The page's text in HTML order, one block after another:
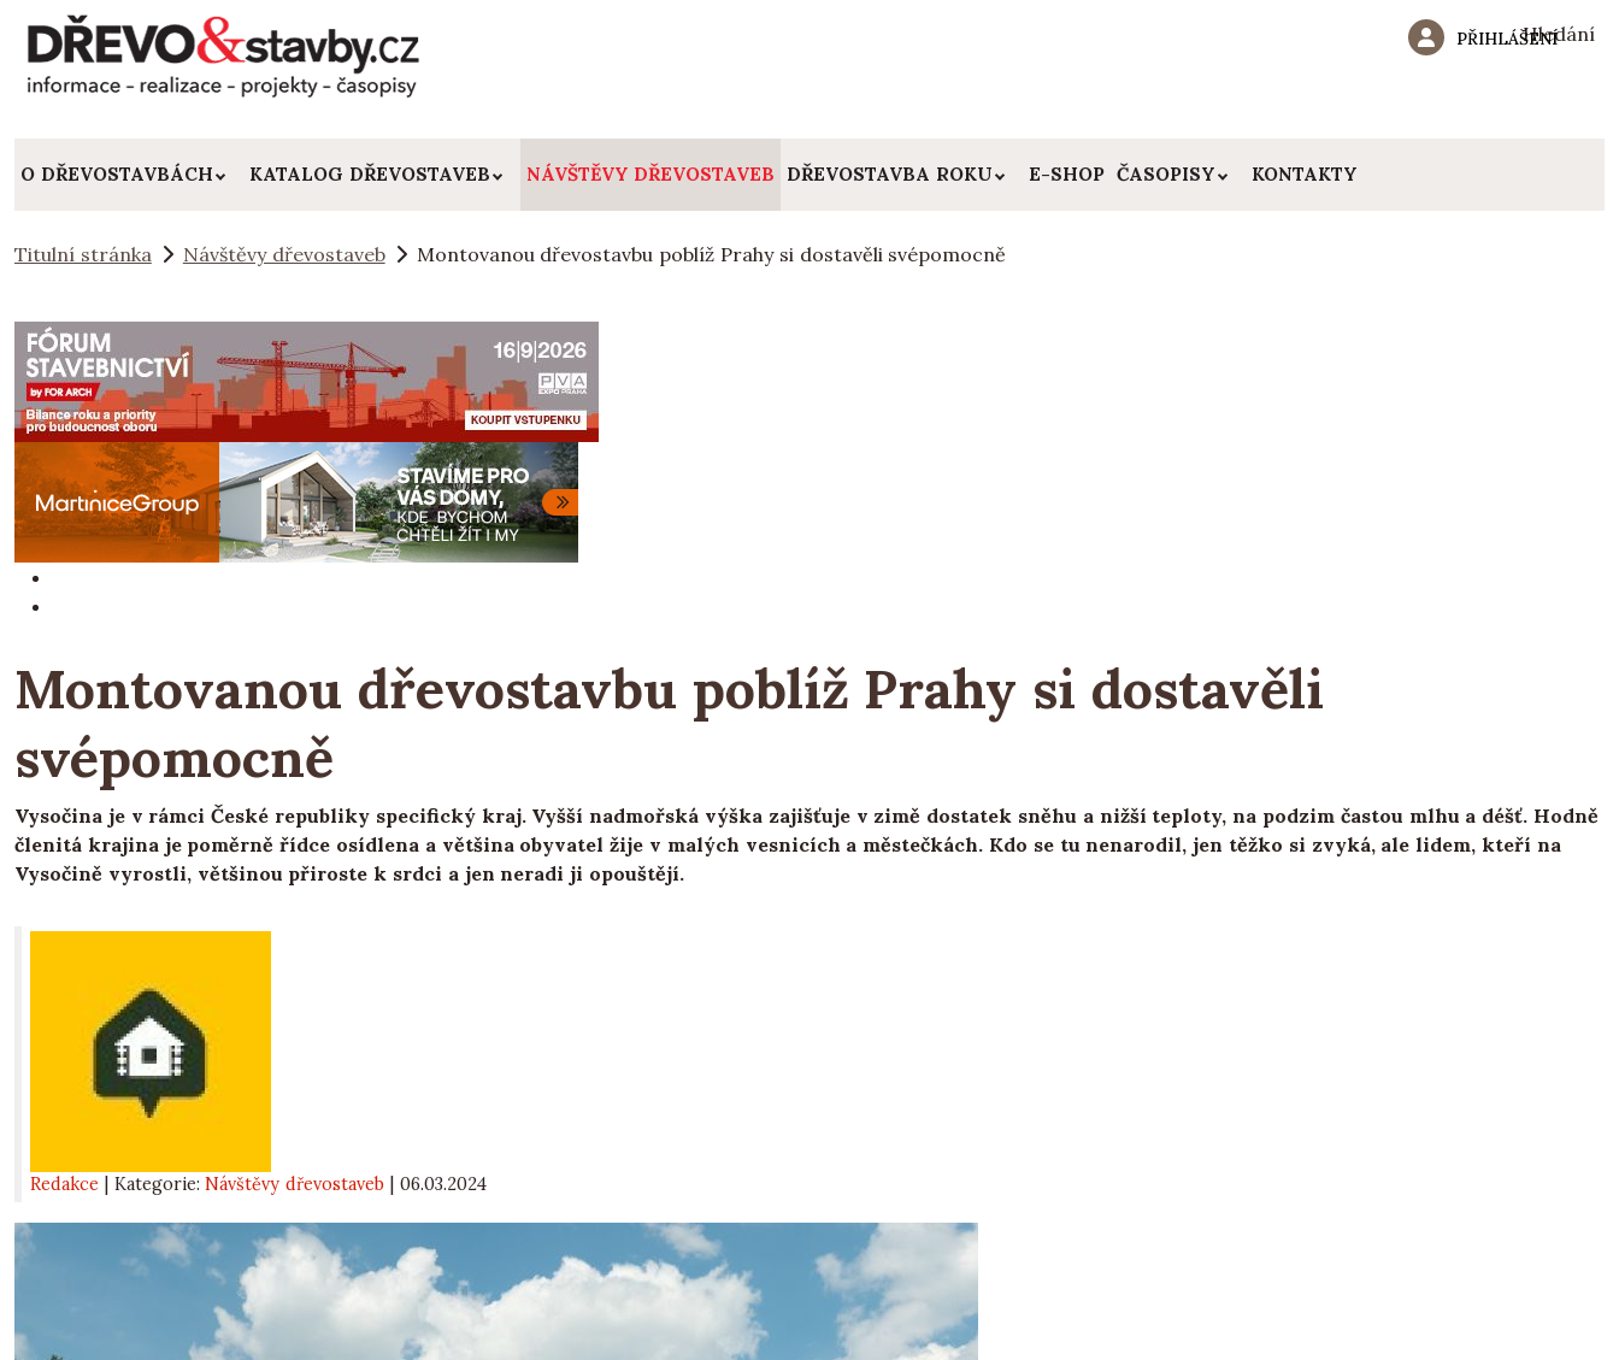
Hledání
PŘIHLÁŠENÍ
O DŘEVOSTAVBÁCH KATALOG DŘEVOSTAVEB NÁVŠTĚVY DŘEVOSTAVEB DŘEVOSTAVBA ROKU E-SHOP ČASOPISY KONTAKTY
Titulní stránka Návštěvy dřevostaveb Montovanou dřevostavbu poblíž Prahy si dostavěli svépomocně
Montovanou dřevostavbu poblíž Prahy si dostavěli
svépomocně
Vysočina je v rámci České republiky specifický kraj. Vyšší nadmořská výška zajišťuje v zimě dostatek sněhu a nižší teploty, na podzim častou mlhu a déšť. Hodně
členitá krajina je poměrně řídce osídlena a většina obyvatel žije v malých vesnicích a městečkách. Kdo se tu nenarodil, jen těžko si zvyká, ale lidem, kteří na
Vysočině vyrostli, většinou přiroste k srdci a jen neradi ji opouštějí.
Redakce | Kategorie:Návštěvy dřevostaveb 06.03.2024